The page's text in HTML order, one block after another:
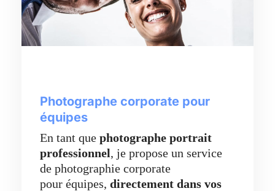
Photographe corporate pour
équipes
En tant que photographe portrait
professionnel, je propose un service
de photographie corporate
pour équipes, directement dans vos